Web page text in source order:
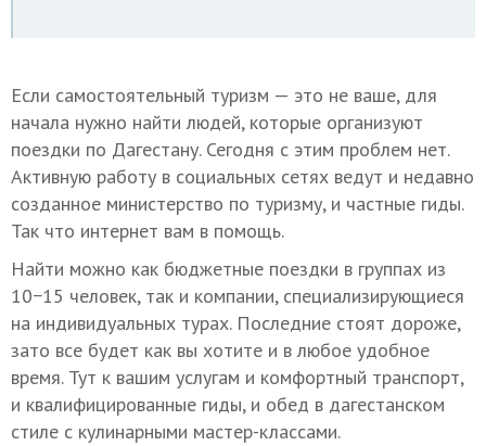
Если самостоятельный туризм — это не ваше, для
начала нужно найти людей, которые организуют
поездки по Дагестану. Сегодня с этим проблем нет.
Активную работу в социальных сетях ведут и недавно
созданное министерство по туризму, и частные гиды.
Так что интернет вам в помощь.
Найти можно как бюджетные поездки в группах из
10−15 человек, так и компании, специализирующиеся
на индивидуальных турах. Последние стоят дороже,
зато все будет как вы хотите и в любое удобное
время. Тут к вашим услугам и комфортный транспорт,
и квалифицированные гиды, и обед в дагестанском
стиле с кулинарными мастер-классами.